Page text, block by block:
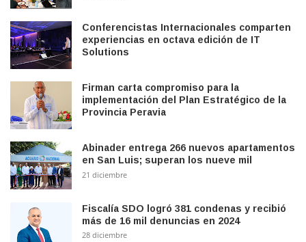
Conferencistas Internacionales comparten
experiencias en octava edición de IT
Solutions
Firman carta compromiso para la
implementación del Plan Estratégico de la
Provincia Peravia
Abinader entrega 266 nuevos apartamentos
en San Luis; superan los nueve mil
21 diciembre
Fiscalía SDO logró 381 condenas y recibió
más de 16 mil denuncias en 2024
28 diciembre